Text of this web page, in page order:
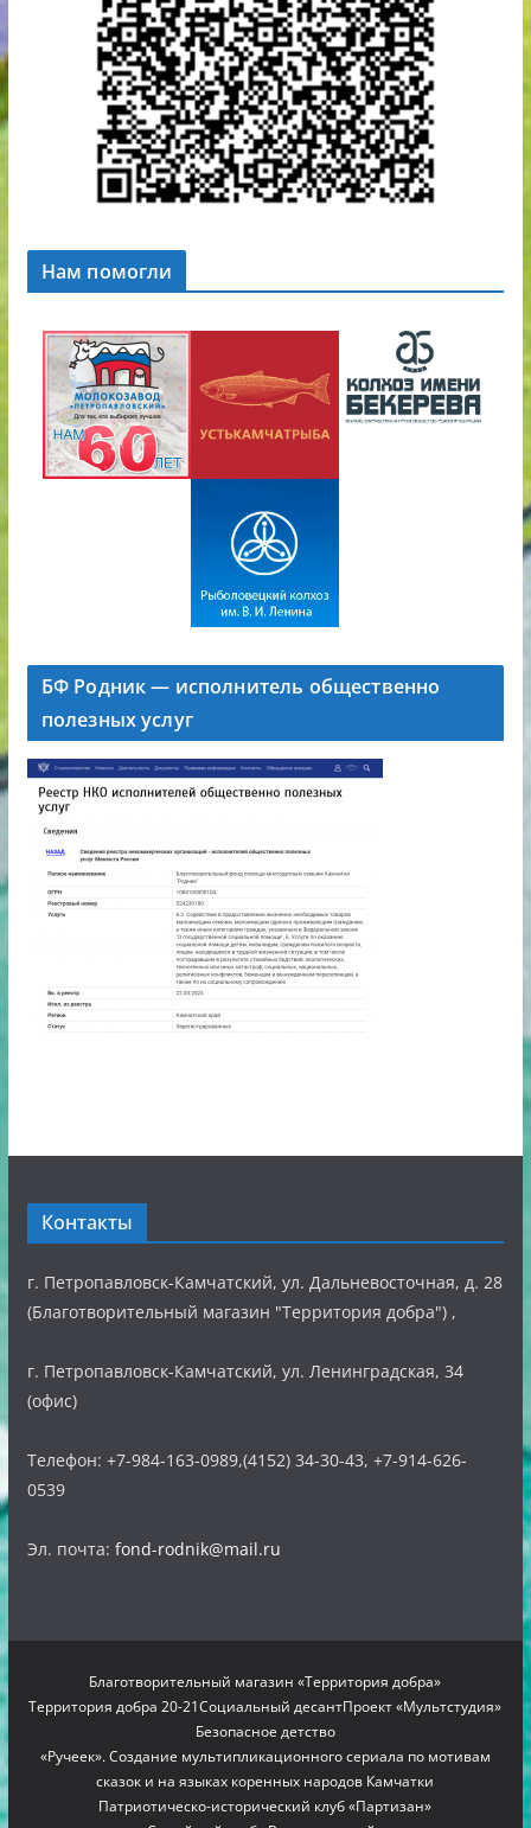
Нам помогли
БФ Родник — исполнитель общественно
полезных услуг
Контакты
г. Петропавловск-Камчатский, ул. Дальневосточная, д. 28
(Благотворительный магазин "Территория добра") ,
г. Петропавловск-Камчатский, ул. Ленинградская, 34
(офис)
Телефон: +7-984-163-0989,(4152) 34-30-43, +7-914-626-
0539
Эл. почта: fond-rodnik@mail.ru
Благотворительный магазин «Территория добра»
Территория добра 20-21Социальный десантПроект «Мультстудия»
Безопасное детство
«Ручеек». Создание мультипликационного сериала по мотивам
сказок и на языках коренных народов Камчатки
Патриотическо-исторический клуб «Партизан»